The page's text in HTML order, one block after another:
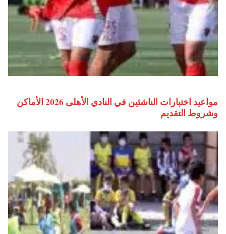
مواعيد اختبارات الناشئين في النادي الأهلى 2026 الأماكن
وشروط التقديم